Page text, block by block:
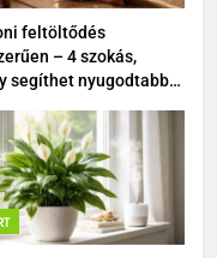
feltöltődés
– 4 szokás,
segíthet nyugodtabbá